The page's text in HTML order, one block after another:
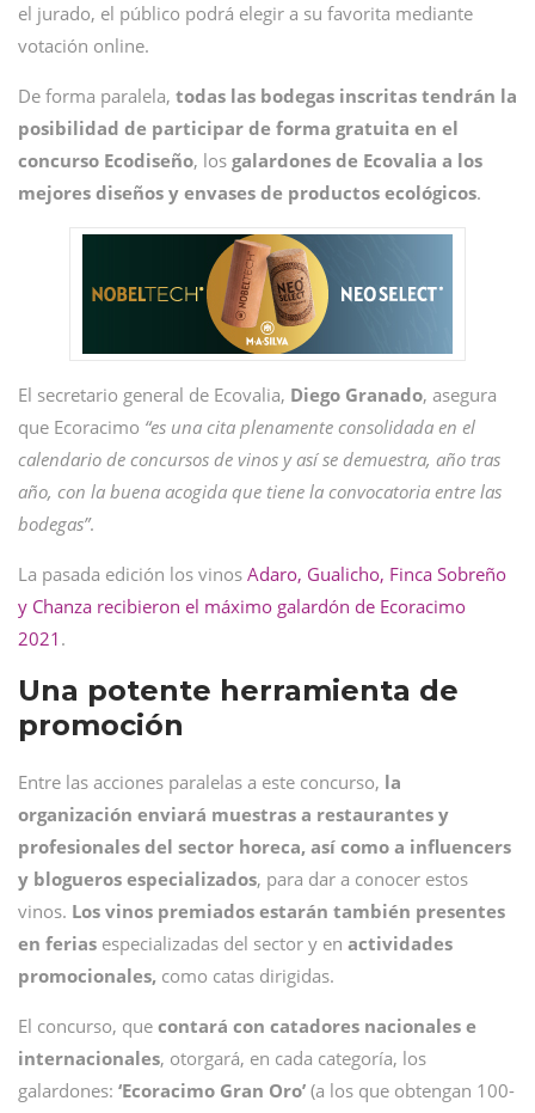
el jurado, el público podrá elegir a su favorita mediante
votación online.
De forma paralela, todas las bodegas inscritas tendrán la
posibilidad de participar de forma gratuita en el
concurso Ecodiseño, los galardones de Ecovalia a los
mejores diseños y envases de productos ecológicos.
El secretario general de Ecovalia, Diego Granado, asegura
que Ecoracimo “es una cita plenamente consolidada en el
calendario de concursos de vinos y así se demuestra, año tras
año, con la buena acogida que tiene la convocatoria entre las
bodegas”.
La pasada edición los vinos Adaro, Gualicho, Finca Sobreño
y Chanza recibieron el máximo galardón de Ecoracimo
2021 .
Una potente herramienta de
promoción
Entre las acciones paralelas a este concurso, la
organización enviará muestras a restaurantes y
profesionales del sector horeca, así como a influencers
y blogueros especializados, para dar a conocer estos
vinos. Los vinos premiados estarán también presentes
en ferias especializadas del sector y en actividades
promocionales, como catas dirigidas.
El concurso, que contará con catadores nacionales e
internacionales, otorgará, en cada categoría, los
galardones: ‘Ecoracimo Gran Oro’ (a los que obtengan 100-